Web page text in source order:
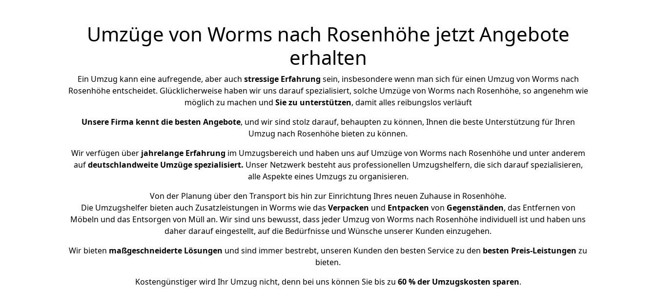
Umzüge von Worms nach Rosenhöhe jetzt Angebote
erhalten
Ein Umzug kann eine aufregende, aber auch stressige Erfahrung sein, insbesondere wenn man sich für einen Umzug von Worms nach
Rosenhöhe entscheidet. Glücklicherweise haben wir uns darauf spezialisiert, solche Umzüge von Worms nach Rosenhöhe, so angenehm wie
möglich zu machen und Sie zu unterstützen, damit alles reibungslos verläuft
Unsere Firma kennt die besten Angebote, und wir sind stolz darauf, behaupten zu können, Ihnen die beste Unterstützung für Ihren
Umzug nach Rosenhöhe bieten zu können.
Wir verfügen überjahrelange Erfahrung im Umzugsbereich und haben uns auf Umzüge von Worms nach Rosenhöhe und unter anderem
aufdeutschlandweite Umzüge spezialisiert. Unser Netzwerk besteht aus professionellen Umzugshelfern, die sich darauf spezialisieren,
alle Aspekte eines Umzugs zu organisieren.
Von der Planung über den Transport bis hin zur Einrichtung Ihres neuen Zuhause in Rosenhöhe.
Die Umzugshelfer bieten auch Zusatzleistungen in Worms wie das Verpacken und Entpacken von Gegenständen, das Entfernen von
Möbeln und das Entsorgen von Müll an. Wir sind uns bewusst, dass jeder Umzug von Worms nach Rosenhöhe individuell ist und haben uns
daher darauf eingestellt, auf die Bedürfnisse und Wünsche unserer Kunden einzugehen.
Wir bieten maßgeschneiderte Lösungen und sind immer bestrebt, unseren Kunden den besten Service zu den besten Preis-Leistungen zu
bieten.
Kostengünstiger wird Ihr Umzug nicht, denn bei uns können Sie bis zu 60 % der Umzugskosten sparen.